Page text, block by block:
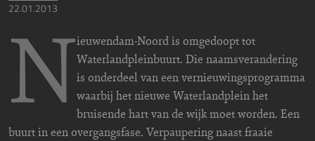
22.01.2013
Nieuwendam-Noord is omgedoopt tot
Waterlandpleinbuurt. Die naamsverandering
is onderdeel van een vernieuwingsprogramma
waarbij het nieuwe Waterlandplein het
bruisende hart van de wijk moet worden. Een
buurt in een overgangsfase. Verpaupering naast fraaie